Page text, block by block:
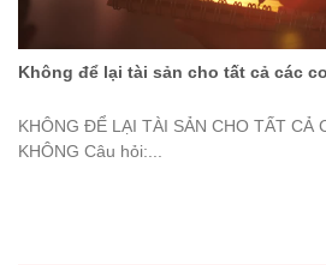
Không để lại tài sản cho tất cả các
KHÔNG ĐỂ LẠI TÀI SẢN CHO TẤT CẢ
KHÔNG Câu hỏi:...